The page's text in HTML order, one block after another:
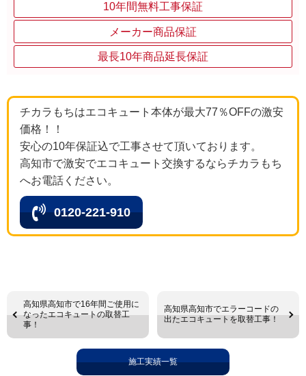
10年間無料工事保証
メーカー商品保証
最長10年商品延長保証
チカラもちはエコキュート本体が最大77％OFFの激安
価格！！
安心の10年保証込で工事させて頂いております。
高知市で激安でエコキュート交換するならチカラもち
へお電話ください。
0120-221-910
高知県高知市で16年間ご使用に
なったエコキュートの取替工
事！
高知県高知市でエラーコードの
出たエコキュートを取替工事！
施工実績一覧